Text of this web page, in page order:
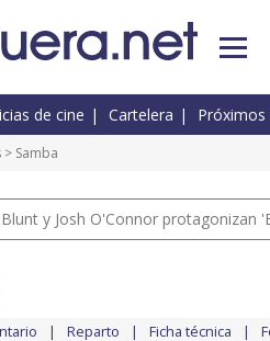
de cine Cartelera
> Samba
y Josh O'Connor protagonizan
Reparto Ficha técnica